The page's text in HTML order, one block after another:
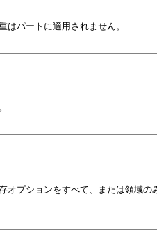
パートに適用されません。
オプションをすべて、または領域の